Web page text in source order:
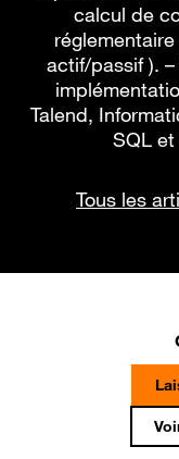
calcul de
actif/passif ).
Talend,
SQL
Tous les